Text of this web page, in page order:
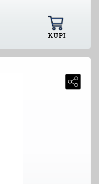
KUPI